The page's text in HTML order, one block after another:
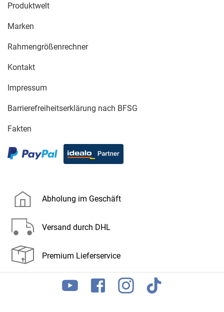
Produktwelt
Marken
Rahmengrößenrechner
Kontakt
Impressum
Barrierefreiheitserklärung nach BFSG
Fakten
Abholung im Geschäft
Versand durch DHL
Premium Lieferservice